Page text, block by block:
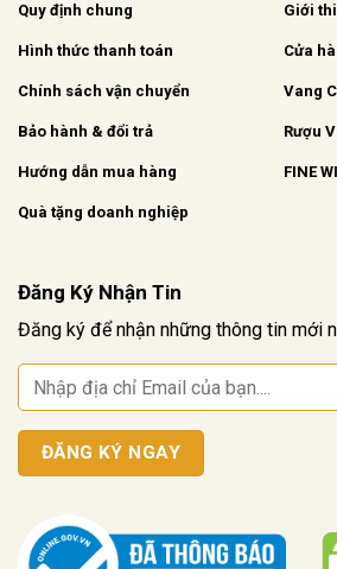
Quy định chung
Hình thức thanh toán
Chính sách vận chuyển
Bảo hành & đổi trả
Hướng dẫn mua hàng
Quà tặng doanh nghiệp
Giới
Cửa
Vang
Rượu
FINE
Đăng Ký Nhận Tin
Đăng ký để nhận những thông tin mới